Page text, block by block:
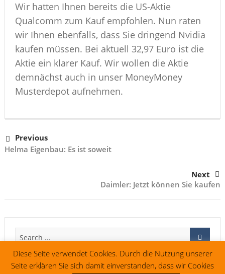
Wir hatten Ihnen bereits die US-Aktie
Qualcomm zum Kauf empfohlen. Nun raten
wir Ihnen ebenfalls, dass Sie dringend Nvidia
kaufen müssen. Bei aktuell 32,97 Euro ist die
Aktie ein klarer Kauf. Wir wollen die Aktie
demnächst auch in unser MoneyMoney
Musterdepot aufnehmen.
Previous
Helma Eigenbau: Es ist soweit
Next
Daimler: Jetzt können Sie kaufen
Diese Seite verwendet Cookies. Durch die Nutzung unserer
Seite erklären Sie sich damit einverstanden, dass wir Cookies